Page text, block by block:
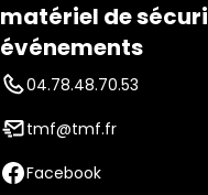
matériel de
événements
04.78.48.70.53
tmf@tmf.fr
Facebook